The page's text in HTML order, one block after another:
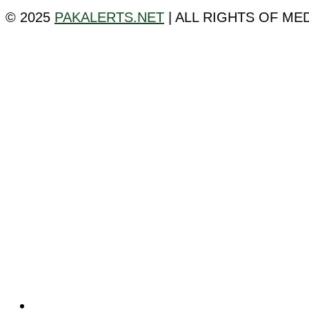
© 2025 PAKALERTS.NET | ALL RIGHTS OF